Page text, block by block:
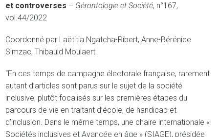
et controverses – Gérontologie et Société, n°167,
vol.44/2022
Coordonné par Laëtitia Ngatcha-Ribert, Anne-Bérénice
Simzac, Thibauld Moulaert
“En ces temps de campagne électorale française, rarement
autant d’articles sont parus sur le sujet de la société
inclusive, plutôt focalisés sur les premières étapes du
parcours de vie en traitant d’école, de handicap et
d’inclusion. Dans le même temps, une chaire internationale «
Sociétés inclusives et Avancée en âge » (SIAGE), présidée